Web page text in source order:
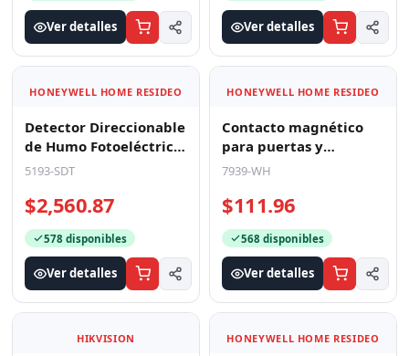
Ver detalles Ver detalles
HONEYWELL HOME RESIDEO
Detector Direccionable
de Humo Fotoeléctrico
con Detector Termico
5193-SDT
$2,560.87
578 disponibles
Ver detalles
HONEYWELL HOME RESIDEO
Contacto magnético
para puertas y
ventanas
7939-WH
$111.96
568 disponibles
Ver detalles
HIKVISION HONEYWELL HOME RESIDEO